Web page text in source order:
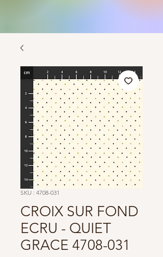
SKU : 4708-031
CROIX SUR FOND
ECRU - QUIET
GRACE 4708-031